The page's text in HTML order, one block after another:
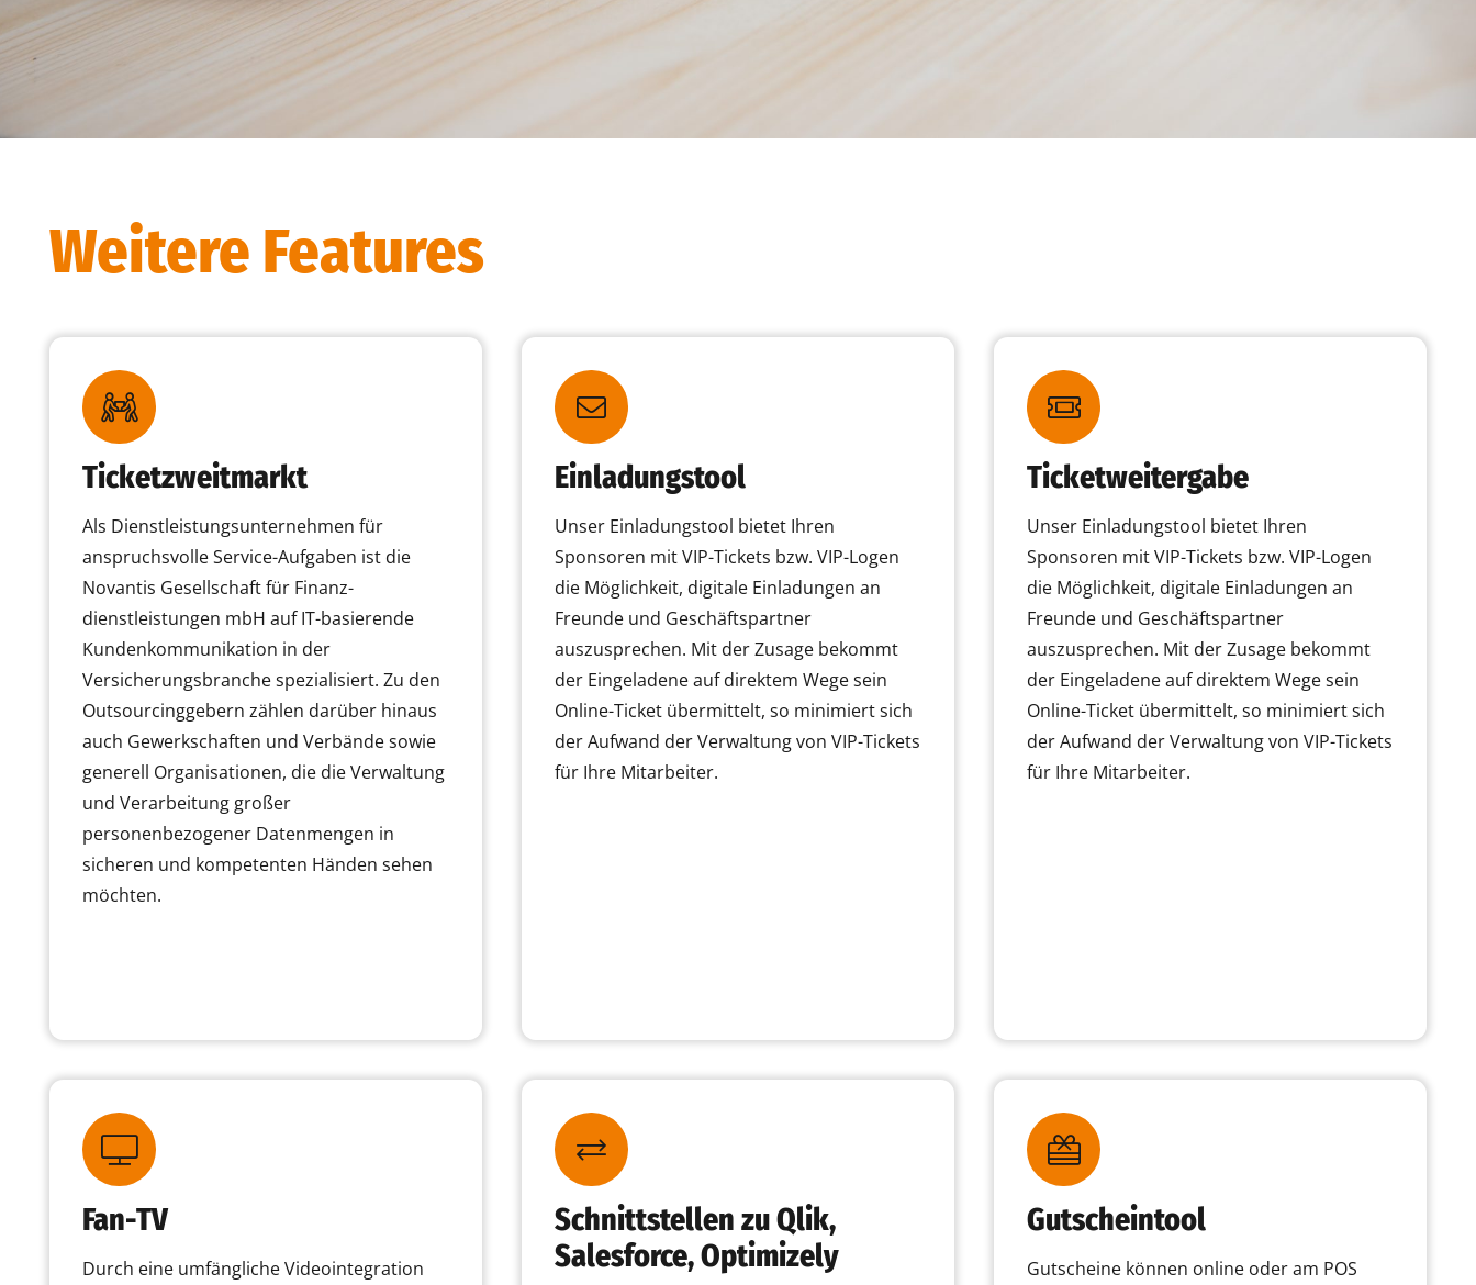
Weitere Features
Ticketzweitmarkt
Als Dienstleistungsunternehmen für
anspruchsvolle Service-Aufgaben ist die
Novantis Gesellschaft für Finanz-
dienstleistungen mbH auf IT-basierende
Kundenkommunikation in der
Versicherungsbranche spezialisiert. Zu den
Outsourcinggebern zählen darüber hinaus
auch Gewerkschaften und Verbände sowie
generell Organisationen, die die Verwaltung
und Verarbeitung großer
personenbezogener Datenmengen in
sicheren und kompetenten Händen sehen
möchten.
Einladungstool
Unser Einladungstool bietet Ihren
Sponsoren mit VIP-Tickets bzw. VIP-Logen
die Möglichkeit, digitale Einladungen an
Freunde und Geschäftspartner
auszusprechen. Mit der Zusage bekommt
der Eingeladene auf direktem Wege sein
Online-Ticket übermittelt, so minimiert sich
der Aufwand der Verwaltung von VIP-Tickets
für Ihre Mitarbeiter.
Ticketweitergabe
Unser Einladungstool bietet Ihren
Sponsoren mit VIP-Tickets bzw. VIP-Logen
die Möglichkeit, digitale Einladungen an
Freunde und Geschäftspartner
auszusprechen. Mit der Zusage bekommt
der Eingeladene auf direktem Wege sein
Online-Ticket übermittelt, so minimiert sich
der Aufwand der Verwaltung von VIP-Tickets
für Ihre Mitarbeiter.
Fan-TV
Durch eine umfängliche Videointegration
Schnittstellen zu Qlik,
Salesforce, Optimizely
Gutscheintool
Gutscheine können online oder am POS